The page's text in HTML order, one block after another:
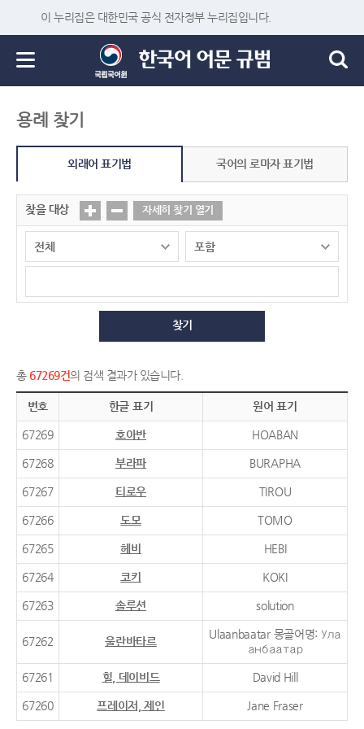
이 누리집은 대한민국 공식 전자정부 누리집입니다.
용례 찾기
외래어 표기법 국어의 로마자 표기법
찾을 대상 자세히 찾기 열기
찾기
총 67269건의 검색 결과가 있습니다.
번호 한글 표기 원어 표기
67269 호아반 HOABAN
67268 부라파 BURAPHA
67267 티로우 TIROU
67266 도모 TOMO
67265 헤비 HEBI
67264 코키 KOKI
67263 솔루션 solution
67262 울란바타르
Ulaanbaatar 몽골어명: Ула
анбаатар
67261 힐, 데이비드 David Hill
67260 프레이저, 제인 Jane Fraser